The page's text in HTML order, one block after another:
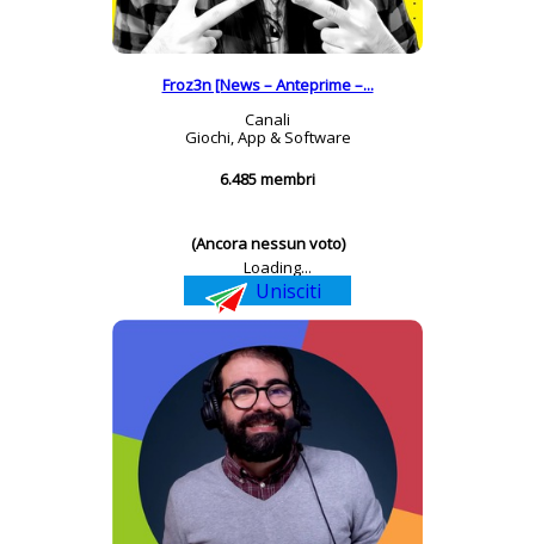
Froz3n [News – Anteprime –...
Canali
Giochi, App & Software
6.485 membri
(Ancora nessun voto)
Loading...
Unisciti